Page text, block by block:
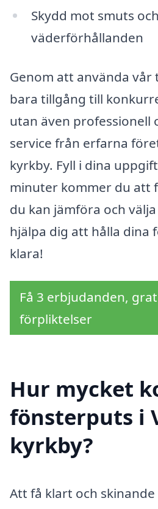
Skydd mot smuts och
väderförhållanden
Genom att använda
bara tillgång till
utan även professionell
service från erfarna
kyrkby. Fyll i dina
minuter kommer du att
du kan jämföra och
hjälpa dig att hålla dina
klara!
Få 3 erbjudanden,
förpliktelser
Hur mycket
fönsterputs i
kyrkby?
Att få klart och